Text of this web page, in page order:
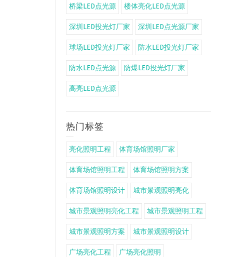
桥梁LED点光源 楼体亮化LED点光源
深圳LED投光灯厂家 深圳LED点光源厂家
球场LED投光灯厂家 防水LED投光灯厂家
防水LED点光源 防爆LED投光灯厂家
高亮LED点光源
热门标签
亮化照明工程 体育场馆照明厂家
体育场馆照明工程 体育场馆照明方案
体育场馆照明设计 城市景观照明亮化
城市景观照明亮化工程 城市景观照明工程
城市景观照明方案 城市景观照明设计
广场亮化工程 广场亮化照明